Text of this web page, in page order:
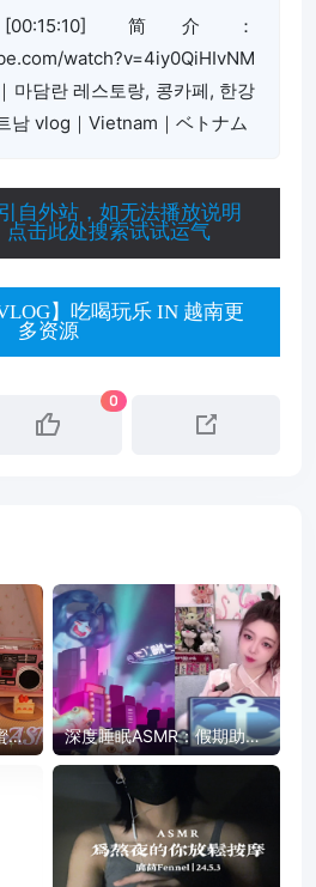
简介：
watch?v=4iy0QiHIvNM
마담란 레스토랑, 콩카페, 한강
남 vlog｜Vietnam｜ベトナム
自外站，如无法播放说明
点击此处搜索试试运气
】吃喝玩乐 IN 越南更
多资源
0
陪
触
深度睡眠ASMR：假期助眠
放松，快速入睡